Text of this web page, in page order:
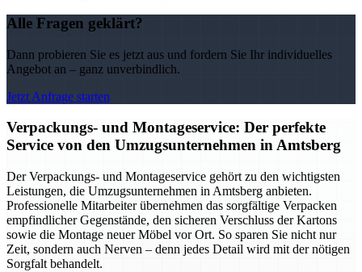
Alle Fragen geklärt?
Dann probieren Sie es jetzt aus und fordern Sie Ihr individuelles
Angebot an – ganz unverbindlich.
Jetzt Anfrage starten
Verpackungs- und Montageservice: Der perfekte
Service von den Umzugsunternehmen in Amtsberg
Der Verpackungs- und Montageservice gehört zu den wichtigsten
Leistungen, die Umzugsunternehmen in Amtsberg anbieten.
Professionelle Mitarbeiter übernehmen das sorgfältige Verpacken
empfindlicher Gegenstände, den sicheren Verschluss der Kartons
sowie die Montage neuer Möbel vor Ort. So sparen Sie nicht nur
Zeit, sondern auch Nerven – denn jedes Detail wird mit der nötigen
Sorgfalt behandelt.